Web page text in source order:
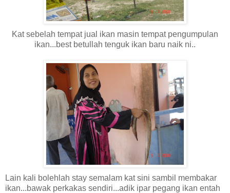
Kat sebelah tempat jual ikan masin tempat pengumpulan
ikan...best betullah tenguk ikan baru naik ni..
Lain kali bolehlah stay semalam kat sini sambil membakar
ikan...bawak perkakas sendiri...adik ipar pegang ikan entah